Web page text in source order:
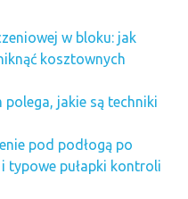
w bloku: jak
kosztownych
polega, jakie są techniki
pod podłogą po
typowe pułapki kontroli